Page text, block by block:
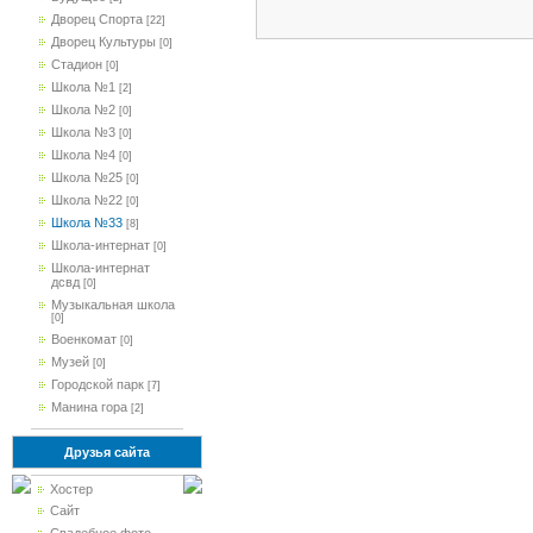
Дворец Спорта [22]
Дворец Культуры [0]
Стадион [0]
Школа №1 [2]
Школа №2 [0]
Школа №3 [0]
Школа №4 [0]
Школа №25 [0]
Школа №22 [0]
Школа №33 [8]
Школа-интернат [0]
Школа-интернат
дсвд [0]
Музыкальная школа
[0]
Военкомат [0]
Музей [0]
Городской парк [7]
Манина гора [2]
Друзья сайта
Хостер
Сайт